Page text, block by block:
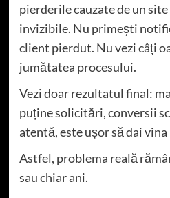
pierderile cauzate de un
invizibile. Nu primești
client pierdut. Nu vezi câți
jumătatea procesului.
Vezi doar rezultatul final:
puține solicitări, conversii
atentă, este ușor să dai
Astfel, problema reală
sau chiar ani.